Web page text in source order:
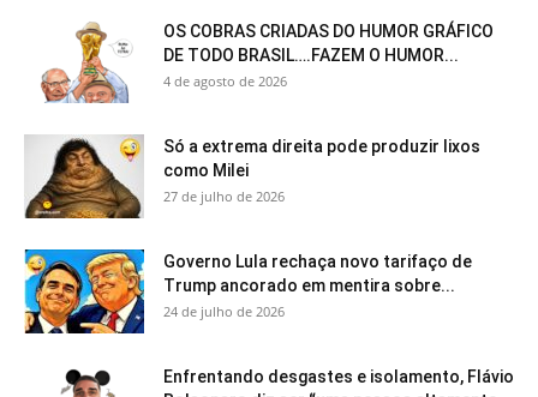
OS COBRAS CRIADAS DO HUMOR GRÁFICO
DE TODO BRASIL….FAZEM O HUMOR...
4 de agosto de 2026
Só a extrema direita pode produzir lixos
como Milei
27 de julho de 2026
Governo Lula rechaça novo tarifaço de
Trump ancorado em mentira sobre...
24 de julho de 2026
Enfrentando desgastes e isolamento, Flávio